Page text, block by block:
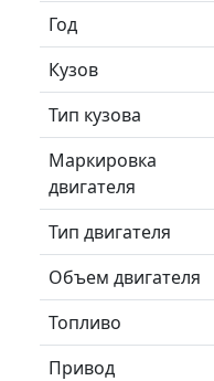
Год
Кузов
Тип кузова
Маркировка
двигателя
Тип двигателя
Объем двигателя
Топливо
Привод